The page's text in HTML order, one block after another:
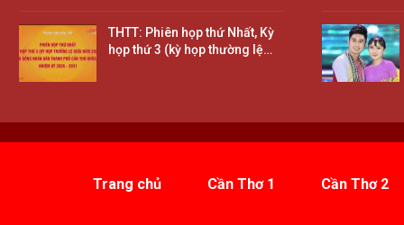
THTT: Phiên họp thứ Nhất, Kỳ
họp thứ 3 (kỳ họp thường lệ…
Trang chủ Cần Thơ 1 Cần Thơ 2